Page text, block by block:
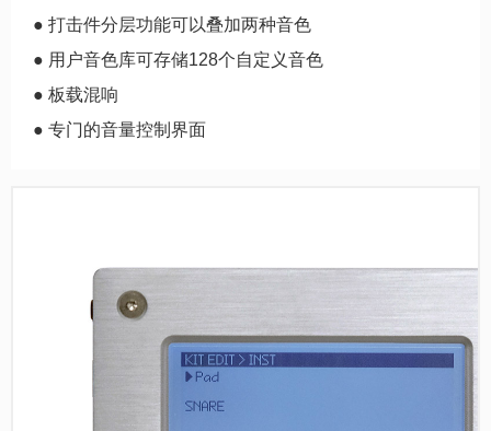
● 打击件分层功能可以叠加两种音色
● 用户音色库可存储128个自定义音色
● 板载混响
● 专门的音量控制界面